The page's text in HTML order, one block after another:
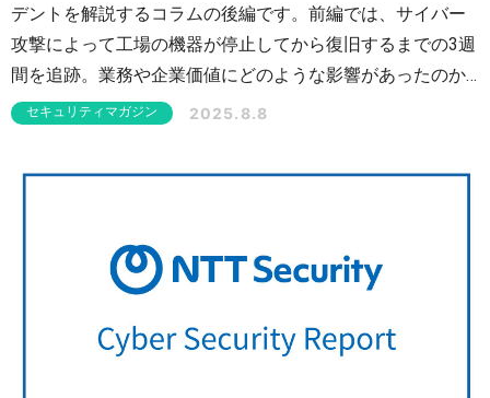
デントを解説するコラムの後編です。前編では、サイバー
攻撃によって工場の機器が停止してから復旧するまでの3週
間を追跡。業務や企業価値にどのような影響があったのか
説明しました。 後編では、NTTセキュリティ・ジャパンの
セキュリティマガジン 2025.8.8